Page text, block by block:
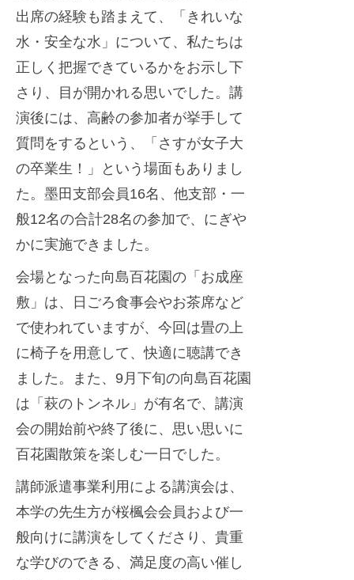
出席の経験も踏まえて、「きれいな
水・安全な水」について、私たちは
正しく把握できているかをお示し下
さり、目が開かれる思いでした。講
演後には、高齢の参加者が挙手して
質問をするという、「さすが女子大
の卒業生！」という場面もありまし
た。墨田支部会員16名、他支部・一
般12名の合計28名の参加で、にぎや
かに実施できました。
会場となった向島百花園の「お成座
敷」は、日ごろ食事会やお茶席など
で使われていますが、今回は畳の上
に椅子を用意して、快適に聴講でき
ました。また、9月下旬の向島百花園
は「萩のトンネル」が有名で、講演
会の開始前や終了後に、思い思いに
百花園散策を楽しむ一日でした。
講師派遣事業利用による講演会は、
本学の先生方が桜楓会会員および一
般向けに講演をしてくださり、貴重
な学びのできる、満足度の高い催し